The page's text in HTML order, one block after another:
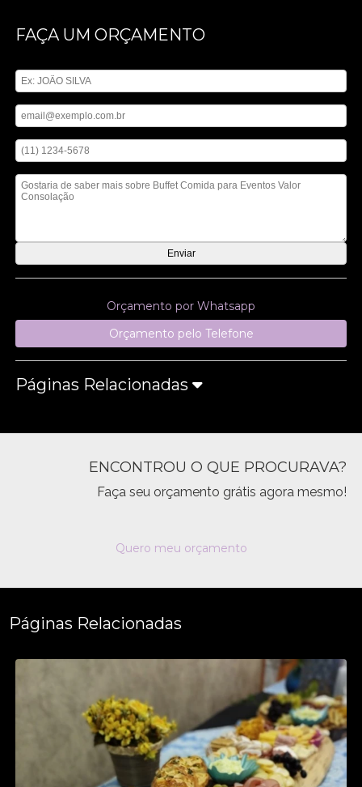
FAÇA UM ORÇAMENTO
Orçamento por Whatsapp
Orçamento pelo Telefone
Páginas Relacionadas
ENCONTROU O QUE PROCURAVA?
Faça seu orçamento grátis agora mesmo!
Quero meu orçamento
Páginas Relacionadas